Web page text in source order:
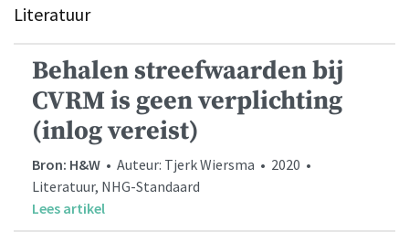
Literatuur
Behalen streefwaarden bij
CVRM is geen verplichting
(inlog vereist)
Bron: H&W • Auteur: Tjerk Wiersma • 2020 •
Literatuur, NHG-Standaard
Lees artikel